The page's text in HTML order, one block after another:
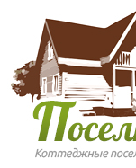
Перейти к